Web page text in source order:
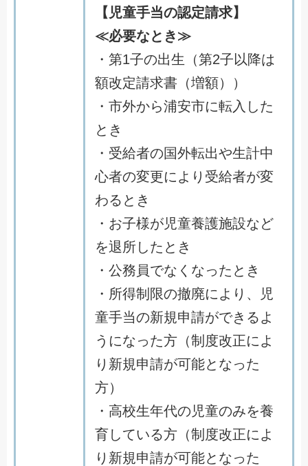
【児童手当の認定請求】
≪必要なとき≫
・第1子の出生（第2子以降は
額改定請求書（増額））
・市外から浦安市に転入した
とき
・受給者の国外転出や生計中
心者の変更により受給者が変
わるとき
・お子様が児童養護施設など
を退所したとき
・公務員でなくなったとき
・所得制限の撤廃により、児
童手当の新規申請ができるよ
うになった方（制度改正によ
り新規申請が可能となった
方）
・高校生年代の児童のみを養
育している方（制度改正によ
り新規申請が可能となった